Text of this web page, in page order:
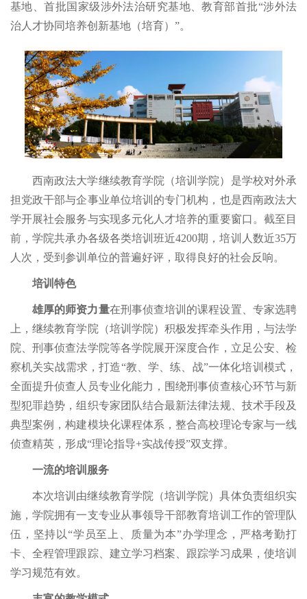
基地、首批国家级涉外法治研究基地、教育部首批“涉外法
治人才协同培养创新基地（培育）”。
西南政法大学继续教育学院（培训学院）是学校对外承
担党政干部与企事业单位培训的专门机构，也是西南政法大
学开展社会服务与实现多元化人才培养的重要窗口。截至目
前，学院共承办各级各类培训班近4200期，培训人数近35万
人次，受到参训单位的普遍好评，取得良好的社会反响。
培训特色
雄厚的师资力量在刑事侦查培训的课程设置、专家选聘
上，继续教育学院（培训学院）积极发挥牵头作用，与法学
院、刑事侦查法学院等各学院展开深度合作，立足公安、检
察机关实战需求，打造“教、学、练、战”一体化培训模式，
全面提升侦查人员专业化能力，围绕刑事侦查核心环节与新
型犯罪趋势，组织专家团队结合最新法律法规、技术手段及
典型案例，构建模块化课程体系，整合高校理论专家与一线
侦查精英，形成“理论指导+实战传授”双支撑。
一流的培训服务
本次培训由继续教育学院（培训学院）具体负责组织实
施，学院拥有一支专业从事领导干部教育培训工作的管理队
伍，坚持以“学员至上、质量为本”办学理念，严格考勤打
卡、全程管理跟踪、建立学习档案、跟踪学习成果，使培训
学习规范有效。